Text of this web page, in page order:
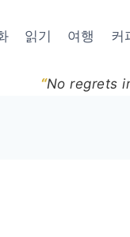
읽기 여행 커
“No regrets